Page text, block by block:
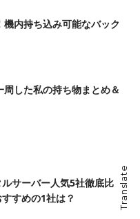
内持ち込み可能なバック
した私の持ち物まとめ＆
サーバー人気5社徹底比
すめの1社は？
Translate